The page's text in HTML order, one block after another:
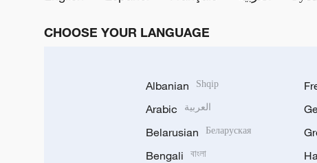
CHOOSE YOUR LANGUAGE
Albanian Shqip
Arabic العربية
Belarusian Беларуская
Bengali বাংলা